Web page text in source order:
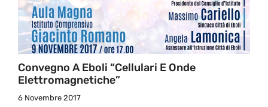
Convegno A Eboli “Cellulari E Onde
Elettromagnetiche”
6 Novembre 2017